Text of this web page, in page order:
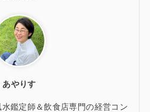
あやりす
鑑定師＆飲食店専門の経営コン